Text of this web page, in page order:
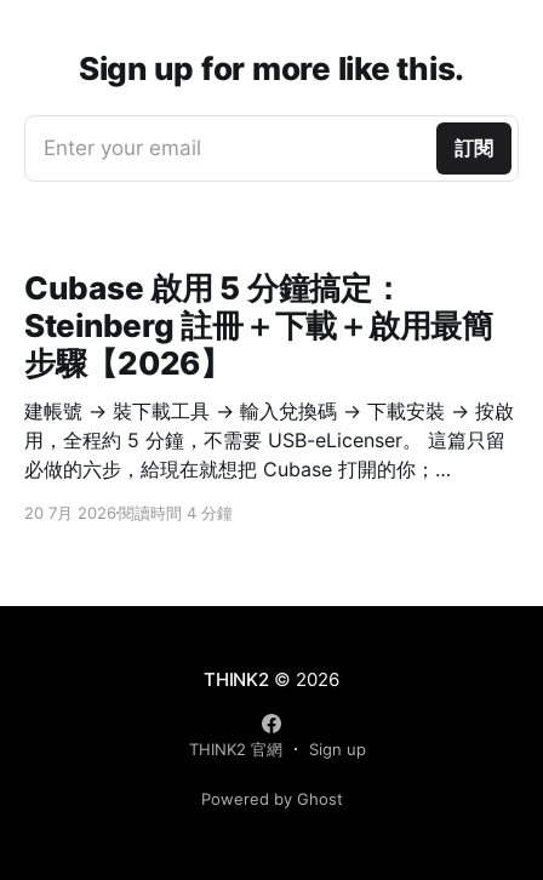
Sign up for more like this.
Enter your email 訂閱
Cubase 啟用 5 分鐘搞定：
Steinberg 註冊＋下載＋啟用最簡
步驟【2026】
建帳號 → 裝下載工具 → 輸入兌換碼 → 下載安裝 → 按啟
用，全程約 5 分鐘，不需要 USB-eLicenser。 這篇只留
必做的六步，給現在就想把 Cubase 打開的你；
程相同。換電腦搬授權、離線啟用、舊 eLicenser 等細
MySteinberg 免費註冊並完成 email 驗證。 2. 下載並安
20 7月 2026閱讀時間 4 分鐘
THINK2© 2026
THINK2 官網 Sign up
Powered by Ghost